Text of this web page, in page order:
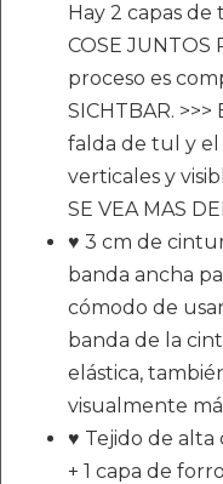
Hay 2 capas de
COSE JUNTOS
proceso es
SICHTBAR.
falda de tul y el
verticales y
SE VEA MAS
♥ 3 cm de
banda ancha
cómodo de
banda de la
elástica,
visualmente
♥ Tejido de alta
+ 1 capa de